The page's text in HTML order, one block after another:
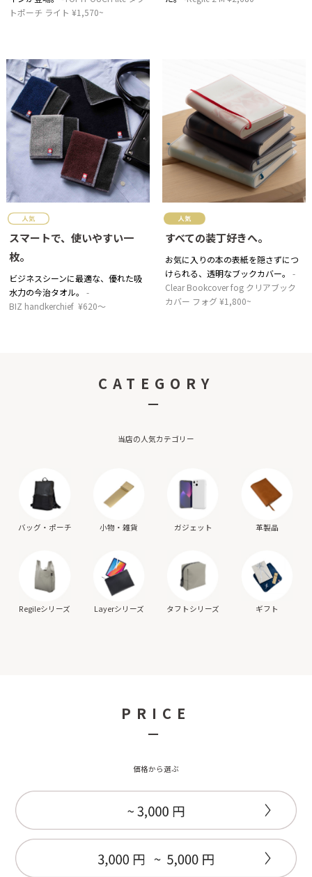
トポーチ ライト ¥1,570~
スマートで、使いやすい一
枚。
ビジネスシーンに最適な、優れた吸
水力の今治タオル。
BIZ handkerchief ¥620～
すべての装丁好きへ。
お気に入りの本の表紙を隠さずにつ
けられる、透明なブックカバー。
Clear Bookcover fog クリアブック
カバー フォグ ¥1,800~
CATEGORY
－
当店の人気カテゴリー
バッグ・ポーチ 小物・雑貨 ガジェット 革製品
Regileシリーズ Layerシリーズ タフトシリーズ ギフト
PRICE
－
価格から選ぶ